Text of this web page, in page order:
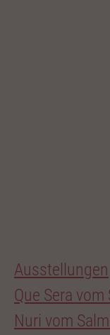
Ausstellungen
Que Sera vom
Nuri vom